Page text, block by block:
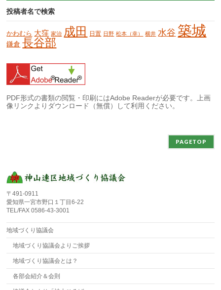
投稿者名で検索
かわむら 大窪 家治 成田 日置 日野 松本（幸） 横井 水谷 築城
鎌倉 長谷部
PDF形式の書類の閲覧・印刷にはAdobe Readerが必要です。上画
像リンクよりダウンロード（無償）して利用ください。
PAGETOP
〒491-0911
愛知県一宮市野口１丁目6-22
TEL/FAX 0586-43-3001
地域づくり協議会
地域づくり協議会よりご挨拶
地域づくり協議会とは？
各部会紹介＆会則